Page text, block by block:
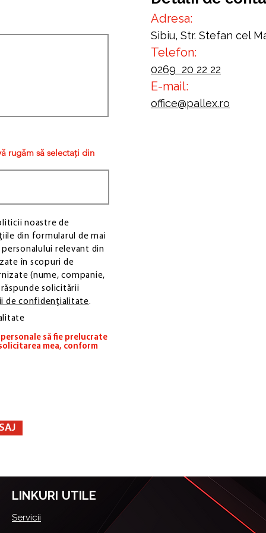
rugăm să selectați din
noastre de
din formularul de mai
relevant din
în scopuri de
(nume, companie,
solicitării
de confidențialitate.
să fie prelucrate
mea, conform
Adresa:
Sibiu, Str. Stefan cel
Telefon:
0269 20 22 22
E-mail:
office@pallex.ro
LINKURI UTILE
Servicii